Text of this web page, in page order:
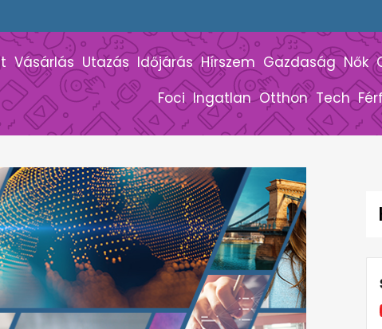
Vásárlás Utazás Időjárás Hírszem Gazdaság Nők
Foci Ingatlan Otthon Tech